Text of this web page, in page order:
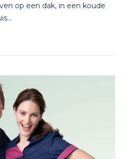
op een dak, in een koude